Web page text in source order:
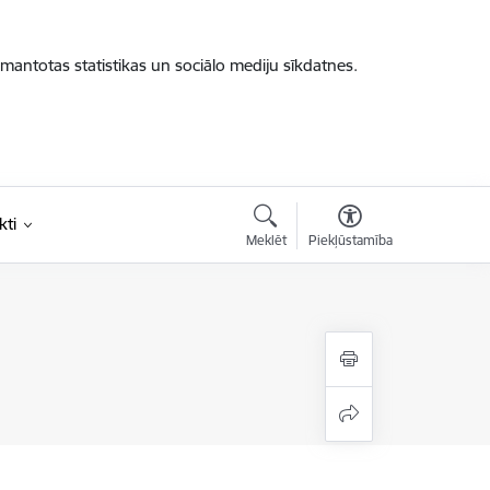
statistikas un sociālo mediju sīkdatnes.
Meklēt Piekļūstamība